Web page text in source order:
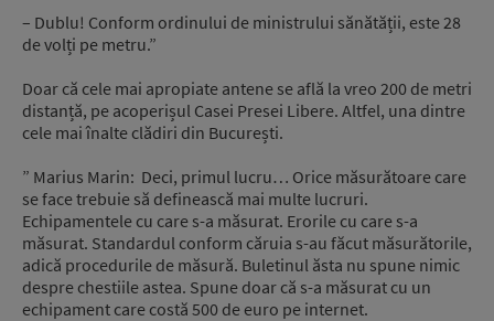
– Dublu! Conform ordinului de ministrului sănătății, este 28
de volți pe metru.”
Doar că cele mai apropiate antene se află la vreo 200 de metri
distanță, pe acoperișul Casei Presei Libere. Altfel, una dintre
cele mai înalte clădiri din București.
” Marius Marin: Deci, primul lucru… Orice măsurătoare care
se face trebuie să definească mai multe lucruri.
Echipamentele cu care s-a măsurat. Erorile cu care s-a
măsurat. Standardul conform căruia s-au făcut măsurătorile,
adică procedurile de măsură. Buletinul ăsta nu spune nimic
despre chestiile astea. Spune doar că s-a măsurat cu un
echipament care costă 500 de euro pe internet.